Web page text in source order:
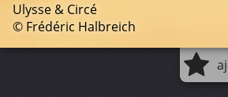
Ulysse & Circé
© Frédéric Halbreich